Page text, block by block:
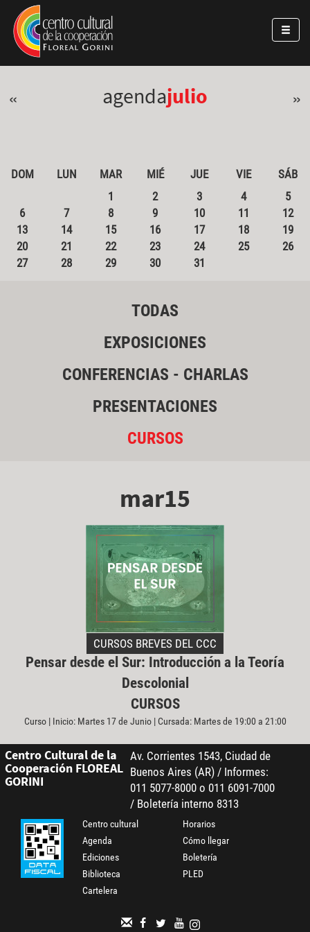
Pasar al contenido principal
Jump to main content
« agendajulio »
DOM LUN MAR MIÉ JUE VIE
SÁB
1
2 3 4
5
6
7 8 9 10 11
12
13
14 15 16 17 18
19
20
21 22 23 24 25
26
27
28 29 30 31
TODAS
EXPOSICIONES
CONFERENCIAS - CHARLAS
PRESENTACIONES
CURSOS
mar15
CURSOS BREVES DEL CCC
Pensar desde el Sur: Introducción a la Teoría
Descolonial
CURSOS
Curso | Inicio: Martes 17 de Junio | Cursada: Martes de 19:00 a 21:00
Centro Cultural de la
Cooperación FLOREAL
GORINI
Av. Corrientes 1543, Ciudad de
Buenos Aires (AR) / Informes:
011 5077-8000 o 011 6091-7000
/ Boletería interno 8313
Centro cultural
Agenda
Ediciones
Biblioteca
Cartelera
Horarios
Cómo llegar
Boletería
PLED